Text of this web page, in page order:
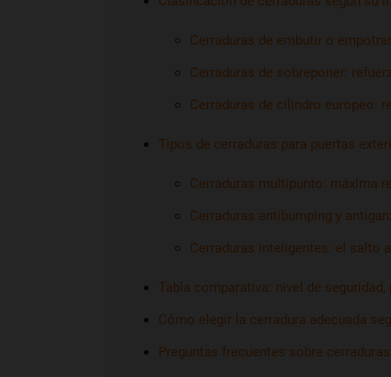
Cerraduras de embutir o
Cerraduras de sobreponer:
Cerraduras de cilindro europeo:
Tipos de cerraduras para puertas
Cerraduras multipunto: máxima
Cerraduras antibumping y
Cerraduras inteligentes: el salto
Tabla comparativa: nivel de
Cómo elegir la cerradura adecuada
Preguntas frecuentes sobre